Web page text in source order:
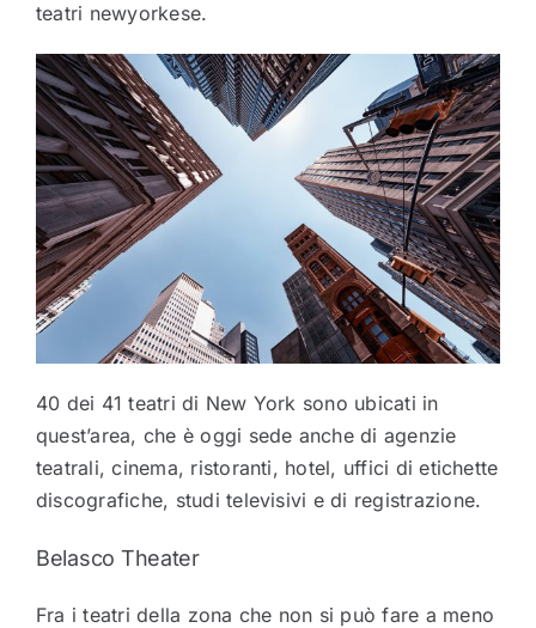
teatri newyorkese.
40 dei 41 teatri di New York sono ubicati in
quest’area, che è oggi sede anche di agenzie
teatrali, cinema, ristoranti, hotel, uffici di etichette
discografiche, studi televisivi e di registrazione.
Belasco Theater
Fra i teatri della zona che non si può fare a meno